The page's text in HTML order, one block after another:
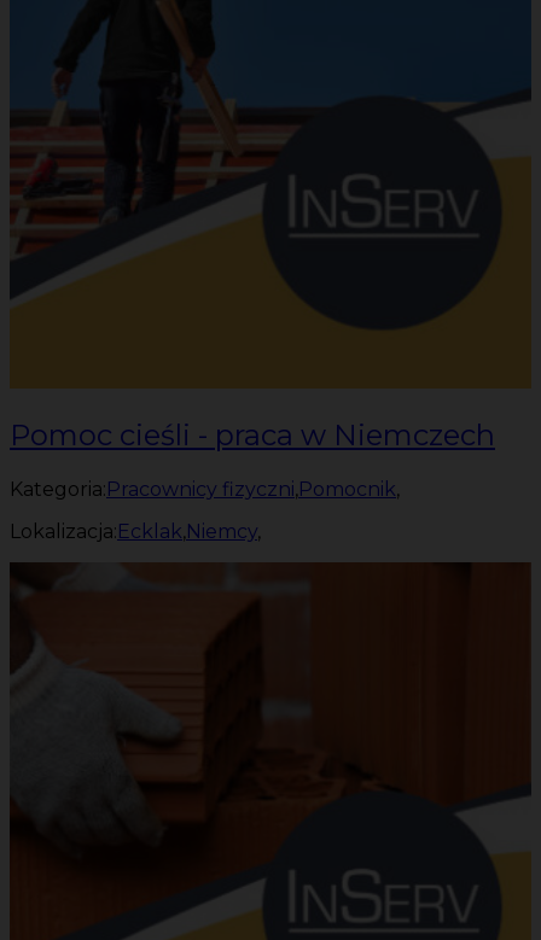
Pomoc cieśli - praca w Niemczech
Kategoria:Pracownicy fizyczni,Pomocnik,
Lokalizacja:Ecklak,Niemcy,